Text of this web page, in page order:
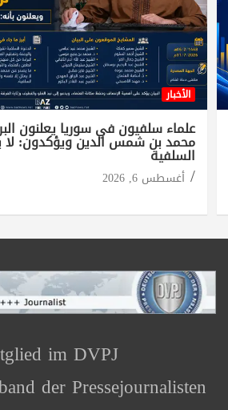
الأخبار
علماء سلفيون في سوريا يعلنون
محمد بن شمس الدين ويؤكدون: لا
السلفية
أغسطس 6, 2026
im DVPJ
der Pressejournalisten